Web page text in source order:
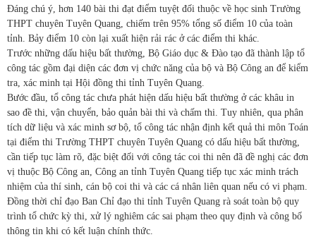
Đáng chú ý, hơn 140 bài thi đạt điểm tuyệt đối thuộc về học sinh Trường
THPT chuyên Tuyên Quang, chiếm trên 95% tổng số điểm 10 của toàn
tỉnh. Bảy điểm 10 còn lại xuất hiện rải rác ở các điểm thi khác.
Trước những dấu hiệu bất thường, Bộ Giáo dục & Đào tạo đã thành lập tổ
công tác gồm đại diện các đơn vị chức năng của bộ và Bộ Công an để kiểm
tra, xác minh tại Hội đồng thi tỉnh Tuyên Quang.
Bước đầu, tổ công tác chưa phát hiện dấu hiệu bất thường ở các khâu in
sao đề thi, vận chuyển, bảo quản bài thi và chấm thi. Tuy nhiên, qua phân
tích dữ liệu và xác minh sơ bộ, tổ công tác nhận định kết quả thi môn Toán
tại điểm thi Trường THPT chuyên Tuyên Quang có dấu hiệu bất thường,
cần tiếp tục làm rõ, đặc biệt đối với công tác coi thi nên đã đề nghị các đơn
vị thuộc Bộ Công an, Công an tỉnh Tuyên Quang tiếp tục xác minh trách
nhiệm của thí sinh, cán bộ coi thi và các cá nhân liên quan nếu có vi phạm.
Đồng thời chỉ đạo Ban Chỉ đạo thi tỉnh Tuyên Quang rà soát toàn bộ quy
trình tổ chức kỳ thi, xử lý nghiêm các sai phạm theo quy định và công bố
thông tin khi có kết luận chính thức.